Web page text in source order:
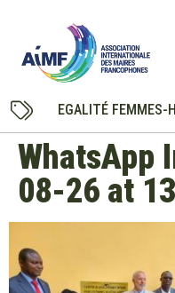
EGALITÉ FEMMES-
WhatsApp
08-26 at